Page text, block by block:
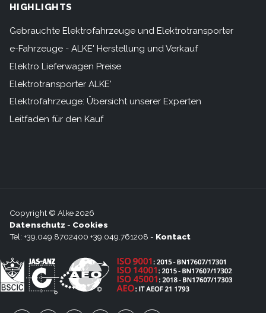
HIGHLIGHTS
Gebrauchte Elektrofahrzeuge und Elektrotransporter
e-Fahrzeuge - ALKE' Herstellung und Verkauf
Elektro Lieferwagen Preise
Elektrotransporter ALKE'
Elektrofahrzeuge: Übersicht unserer Experten
Leitfaden für den Kauf
Copyright © Alke 2026
Datenschutz - Cookies
Tel: +39.049.8702400 +39.049.761208 - Kontact